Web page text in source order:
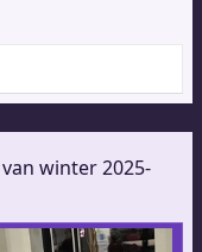
winter 2025-